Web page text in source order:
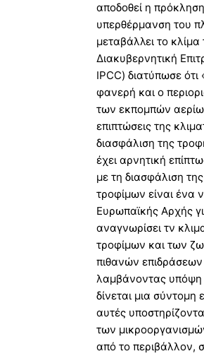
αποδοθεί η
υπερθέρμανση του
μεταβάλλει το
Διακυβερνητική
IPCC) διατύπωσε
φανερή και ο
των εκπομπών
επιπτώσεις της
διασφάλιση της
έχει αρνητική
με τη διασφάλιση
τροφίμων είναι
Ευρωπαϊκής Αρχής
αναγνωρίσει τν
τροφίμων και των
πιθανών
λαμβάνοντας υπόψη
δίνεται μια
αυτές
των
από το περιβάλλον,